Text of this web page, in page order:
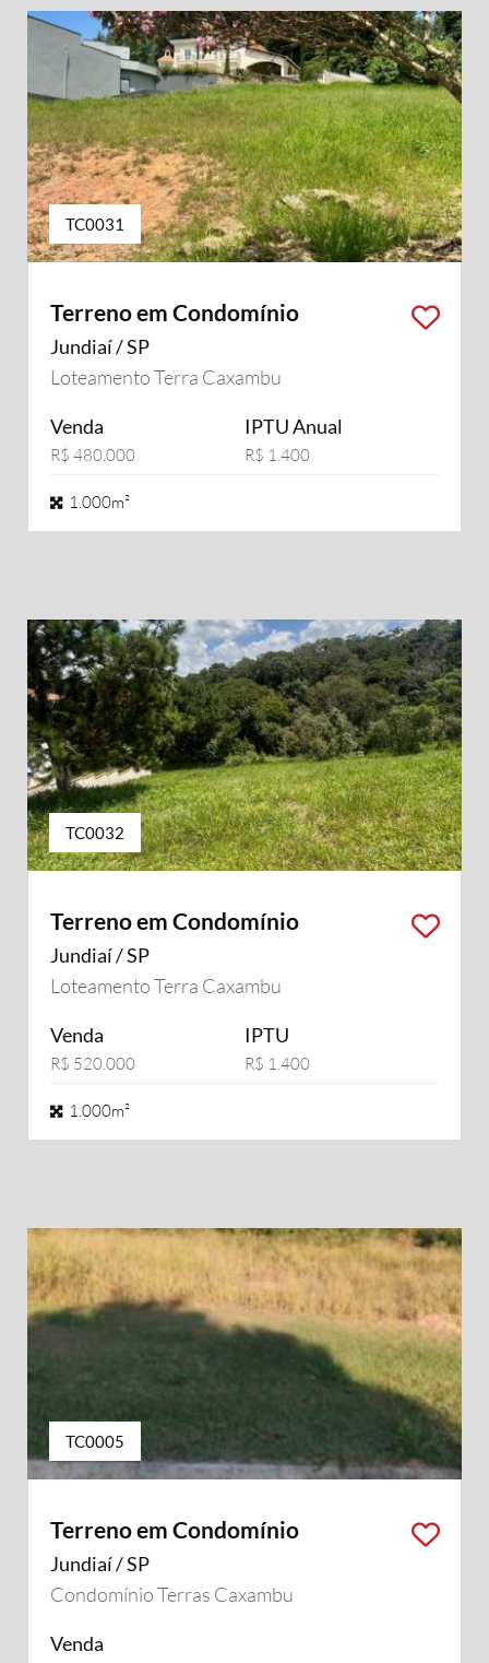
TC0031
Terreno em Condomínio
Jundiaí / SP
Loteamento Terra Caxambu
Venda
R$ 480.000
IPTU Anual
R$ 1.400
1.000m²
TC0032
Terreno em Condomínio
Jundiaí / SP
Loteamento Terra Caxambu
Venda
R$ 520.000
IPTU
R$ 1.400
1.000m²
TC0005
Terreno em Condomínio
Jundiaí / SP
Condomínio Terras Caxambu
Venda